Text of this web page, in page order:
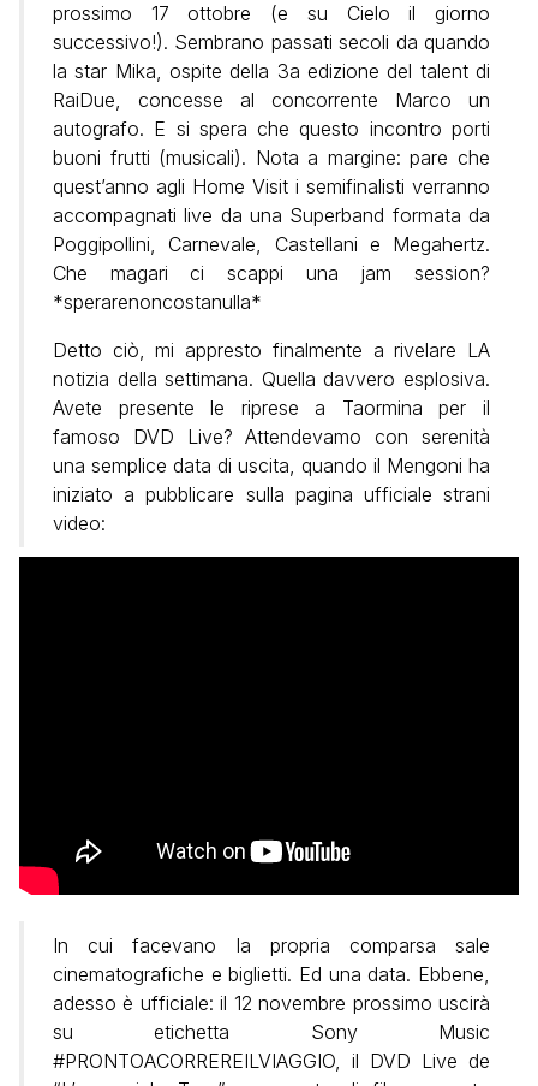
prossimo 17 ottobre (e su Cielo il giorno
successivo!). Sembrano passati secoli da quando
la star Mika, ospite della 3a edizione del talent di
RaiDue, concesse al concorrente Marco un
autografo. E si spera che questo incontro porti
buoni frutti (musicali). Nota a margine: pare che
quest’anno agli Home Visit i semifinalisti verranno
accompagnati live da una Superband formata da
Poggipollini, Carnevale, Castellani e Megahertz.
Che magari ci scappi una jam session?
*sperarenoncostanulla*
Detto ciò, mi appresto finalmente a rivelare LA
notizia della settimana. Quella davvero esplosiva.
Avete presente le riprese a Taormina per il
famoso DVD Live? Attendevamo con serenità
una semplice data di uscita, quando il Mengoni ha
iniziato a pubblicare sulla pagina ufficiale strani
video:
In cui facevano la propria comparsa sale
cinematografiche e biglietti. Ed una data. Ebbene,
adesso è ufficiale: il 12 novembre prossimo uscirà
su etichetta Sony Music
#PRONTOACORREREILVIAGGIO, il DVD Live de